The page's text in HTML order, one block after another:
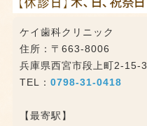
ケイ歯科クリニック
住所：〒663-8006
兵庫県西宮市段上町2-15-3
TEL： 0798-31-0418
【最寄駅】